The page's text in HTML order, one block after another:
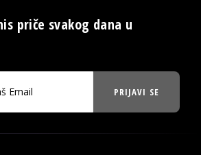
priče svakog dana u
PRIJAVI SE